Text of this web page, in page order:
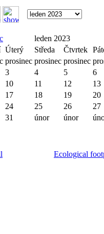
leden 2023
Úterý Středa Čtvrtek
prosinec prosinec prosinec
3 4 5
6
10 11 12
13
17 18 19
20
24 25 26
27
31 únor únor
Ecological